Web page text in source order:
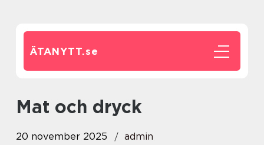
ÄTANYTT.se
Mat och dryck
20 november 2025 admin